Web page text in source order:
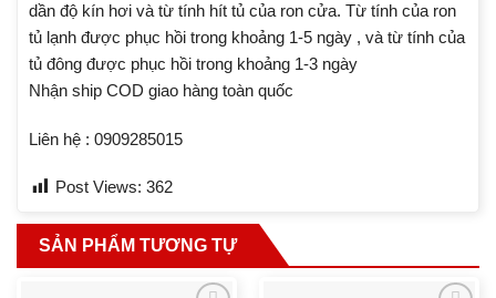
dần độ kín hơi và từ tính hít tủ của ron cửa. Từ tính của ron
tủ lạnh được phục hồi trong khoảng 1-5 ngày , và từ tính của
tủ đông được phục hồi trong khoảng 1-3 ngày
Nhận ship COD giao hàng toàn quốc
Liên hệ : 0909285015
Post Views: 362
SẢN PHẨM TƯƠNG TỰ